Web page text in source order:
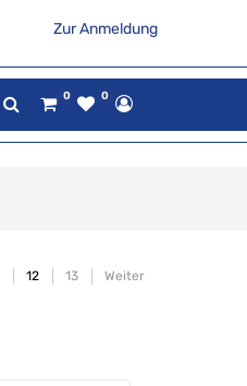
Zur Anmeldung
0 0
12 13 Weiter